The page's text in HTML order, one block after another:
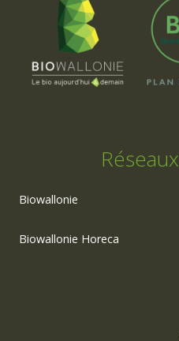
Biowallonie
Biowallonie Horeca